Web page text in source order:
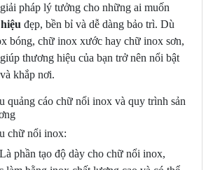
pháp lý tưởng cho những ai muốn
đẹp, bền bỉ và dễ dàng bảo trì. Dù
bóng, chữ inox xước hay chữ inox sơn,
thương hiệu của bạn trở nên nổi bật
và khắp nơi.
quảng cáo chữ nổi inox và quy trình sản
chữ nổi inox:
phần tạo độ dày cho chữ nổi inox,